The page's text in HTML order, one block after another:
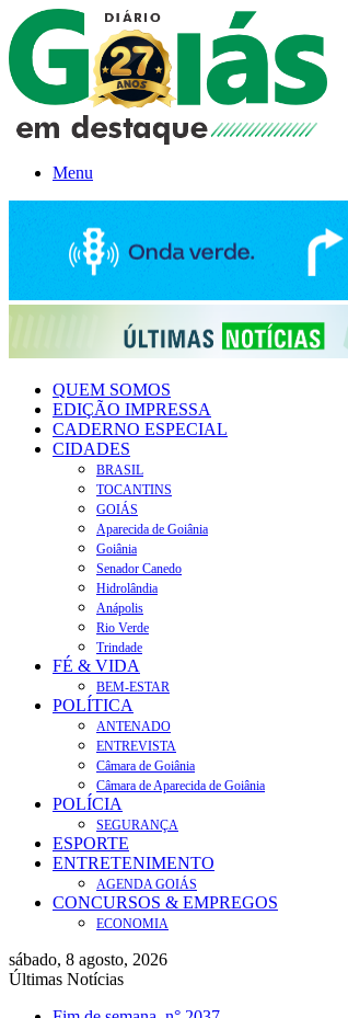
Menu
QUEM SOMOS
EDIÇÃO IMPRESSA
CADERNO ESPECIAL
CIDADES
BRASIL
TOCANTINS
GOIÁS
Aparecida de Goiânia
Goiânia
Senador Canedo
Hidrolândia
Anápolis
Rio Verde
Trindade
FÉ & VIDA
BEM-ESTAR
POLÍTICA
ANTENADO
ENTREVISTA
Câmara de Goiânia
Câmara de Aparecida de Goiânia
POLÍCIA
SEGURANÇA
ESPORTE
ENTRETENIMENTO
AGENDA GOIÁS
CONCURSOS & EMPREGOS
ECONOMIA
sábado, 8 agosto, 2026
Últimas Notícias